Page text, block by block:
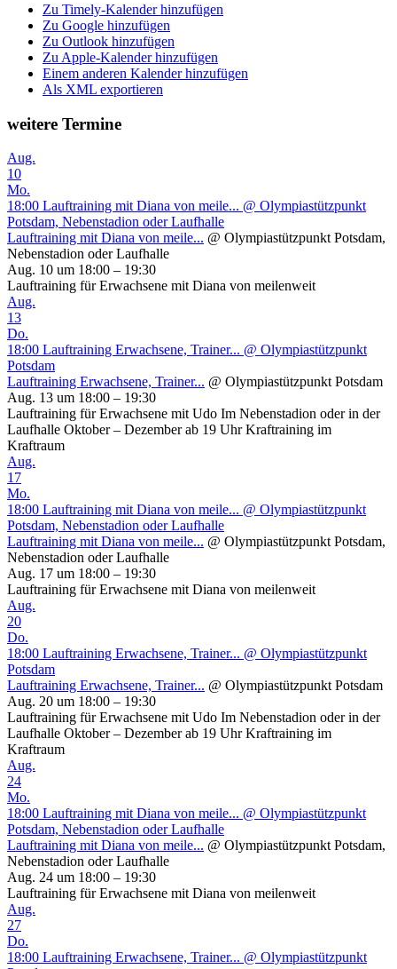
Zu Timely-Kalender hinzufügen
Zu Google hinzufügen
Zu Outlook hinzufügen
Zu Apple-Kalender hinzufügen
Einem anderen Kalender hinzufügen
Als XML exportieren
weitere Termine
Aug.
10
Mo.
18:00 Lauftraining mit Diana von meile... @ Olympiastützpunkt
Potsdam, Nebenstadion oder Laufhalle
Lauftraining mit Diana von meile... @ Olympiastützpunkt Potsdam,
Nebenstadion oder Laufhalle
Aug. 10 um 18:00 – 19:30
Lauftraining für Erwachsene mit Diana von meilenweit
Aug.
13
Do.
18:00 Lauftraining Erwachsene, Trainer... @ Olympiastützpunkt
Potsdam
Lauftraining Erwachsene, Trainer... @ Olympiastützpunkt Potsdam
Aug. 13 um 18:00 – 19:30
Lauftraining für Erwachsene mit Udo Im Nebenstadion oder in der
Laufhalle Oktober – Dezember ab 19 Uhr Kraftraining im
Kraftraum
Aug.
17
Mo.
18:00 Lauftraining mit Diana von meile... @ Olympiastützpunkt
Potsdam, Nebenstadion oder Laufhalle
Lauftraining mit Diana von meile... @ Olympiastützpunkt Potsdam,
Nebenstadion oder Laufhalle
Aug. 17 um 18:00 – 19:30
Lauftraining für Erwachsene mit Diana von meilenweit
Aug.
20
Do.
18:00 Lauftraining Erwachsene, Trainer... @ Olympiastützpunkt
Potsdam
Lauftraining Erwachsene, Trainer... @ Olympiastützpunkt Potsdam
Aug. 20 um 18:00 – 19:30
Lauftraining für Erwachsene mit Udo Im Nebenstadion oder in der
Laufhalle Oktober – Dezember ab 19 Uhr Kraftraining im
Kraftraum
Aug.
24
Mo.
18:00 Lauftraining mit Diana von meile... @ Olympiastützpunkt
Potsdam, Nebenstadion oder Laufhalle
Lauftraining mit Diana von meile... @ Olympiastützpunkt Potsdam,
Nebenstadion oder Laufhalle
Aug. 24 um 18:00 – 19:30
Lauftraining für Erwachsene mit Diana von meilenweit
Aug.
27
Do.
18:00 Lauftraining Erwachsene, Trainer... @ Olympiastützpunkt